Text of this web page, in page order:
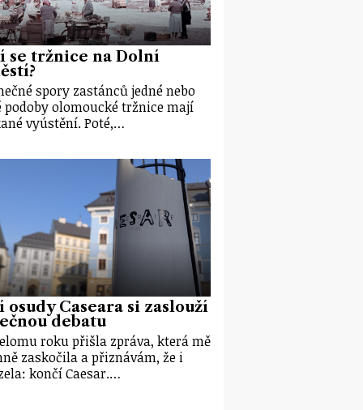
se tržnice na Dolní
spory zastánců jedné nebo
podoby olomoucké tržnice mají
vyústění. Poté,…
osudy Caseara si zaslouží
debatu
roku přišla zpráva, která mě
zaskočila a přiznávám, že i
končí Caesar.…